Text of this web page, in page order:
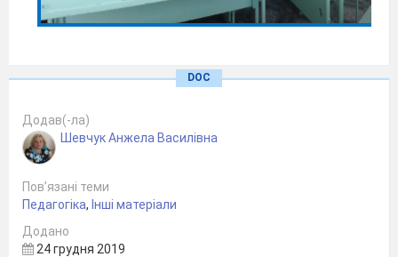
дослідницької роботи
при формуванні
професійних навичок
DOC
Додав(-ла)
Шевчук Анжела Василівна
Пов’язані теми
Педагогіка, Інші матеріали
Додано
24 грудня 2019